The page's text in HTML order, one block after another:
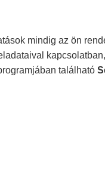
mindig az ön
található